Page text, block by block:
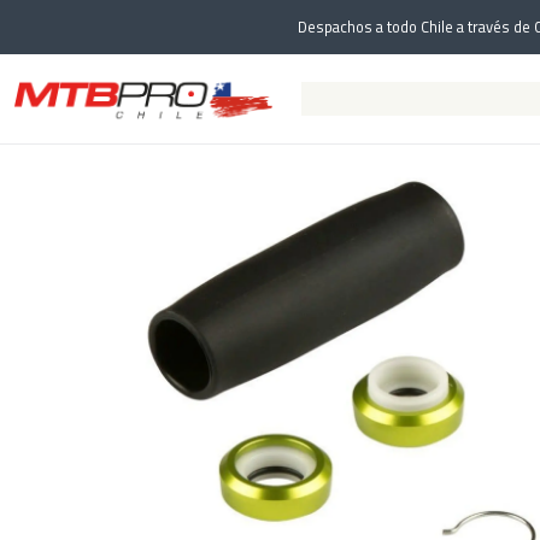
Despachos a todo Chile a través